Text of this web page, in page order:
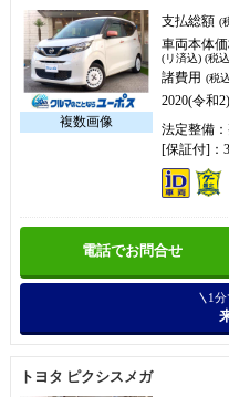
支払総額 (
車両本体
(リ済込) (税
諸費用 (税
2020(令和
法定整備
[保証付]：
電話でお問合せ
1
トヨタ ピクシスメガ